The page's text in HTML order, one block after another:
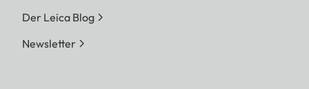
Der Leica Blog
Newsletter